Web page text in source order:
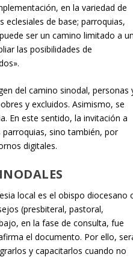
en la variedad de
de base; parroquias,
ser un camino limitado a
las posibilidades de
del camino sinodal, personas
y excluidos. Asimismo, se
En este sentido, la invitación a
sino también, por
digitales.
local es el obispo diocesano
(presbiteral, pastoral,
en la fase de consulta, fue
el documento. Por ello,
y capacitarlos cuando no